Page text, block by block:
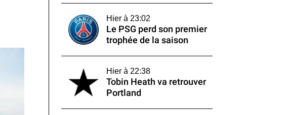
Hier à 23:02
Le PSG perd son premier
trophée de la saison
Hier à 22:38
Tobin Heath va retrouver
Portland